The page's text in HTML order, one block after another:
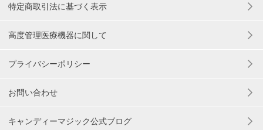
特定商取引法に基づく表示
高度管理医療機器に関して
プライバシーポリシー
お問い合わせ
キャンディーマジック公式ブログ